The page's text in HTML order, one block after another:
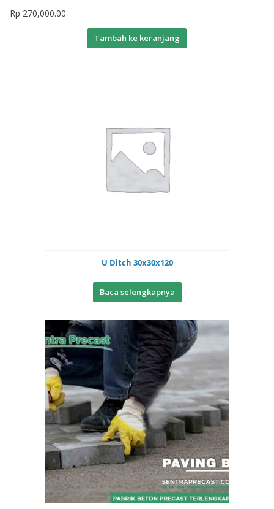
Rp 270,000.00
Tambah ke keranjang
U Ditch 30x30x120
Baca selengkapnya